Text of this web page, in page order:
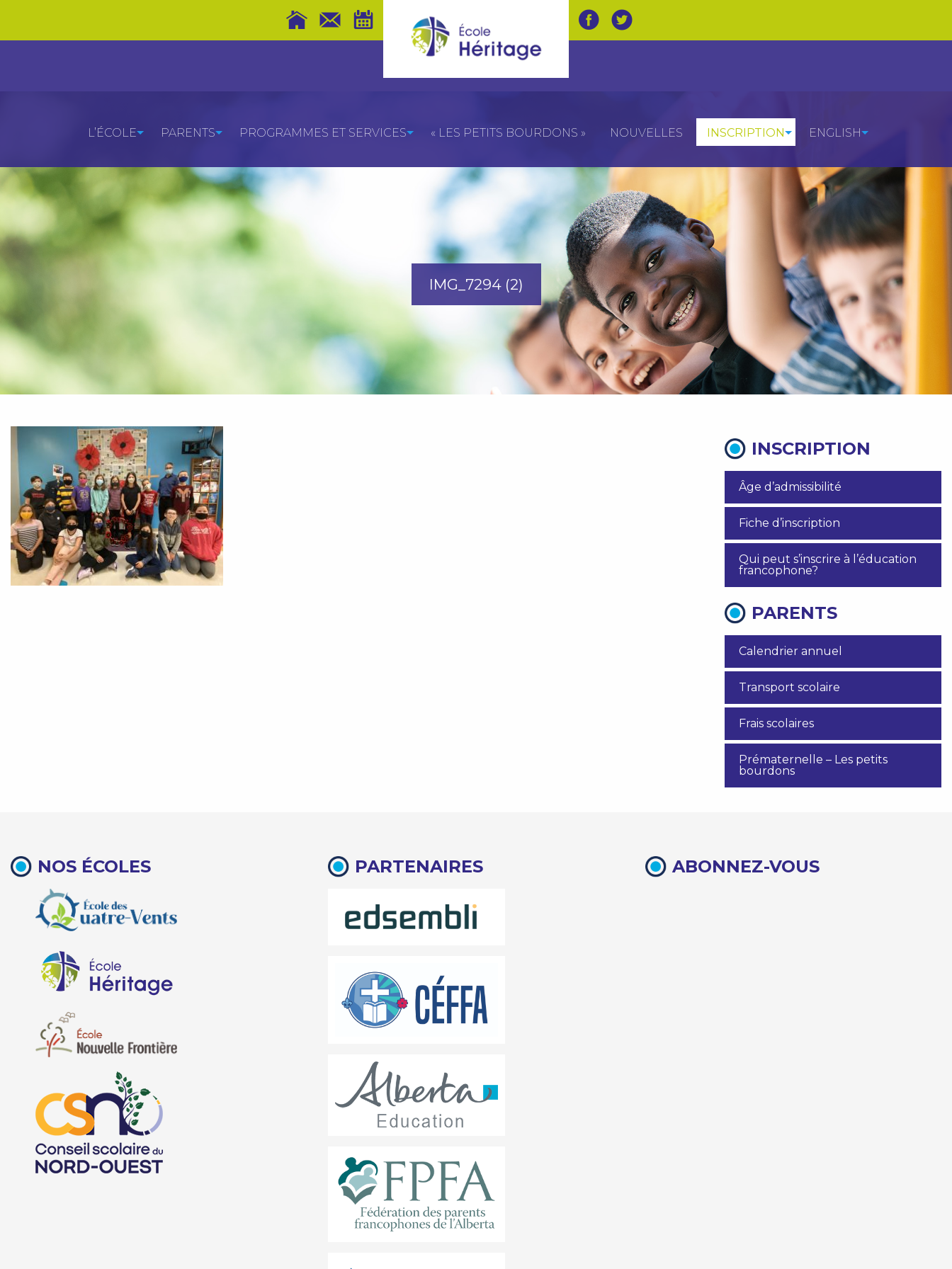
L’ÉCOLE PARENTS PROGRAMMES ET SERVICES « LES PETITS BOURDONS » NOUVELLES INSCRIPTION ENGLISH
IMG_7294 (2)
INSCRIPTION
Âge d’admissibilité
Fiche d’inscription
Qui peut s’inscrire à l’éducation
francophone?
PARENTS
Calendrier annuel
Transport scolaire
Frais scolaires
Prématernelle – Les petits
bourdons
NOS ÉCOLES PARTENAIRES ABONNEZ-VOUS